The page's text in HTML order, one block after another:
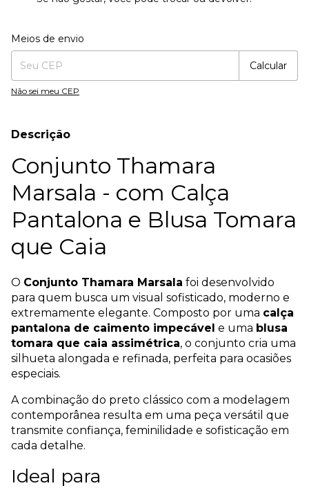
Entregas para o CEP:
Meios de envio
Calcular
Não sei meu CEP
Descrição
Conjunto Thamara
Marsala - com Calça
Pantalona e Blusa Tomara
que Caia
O Conjunto Thamara Marsala foi desenvolvido
para quem busca um visual sofisticado, moderno e
extremamente elegante. Composto por uma calça
pantalona de caimento impecável e uma blusa
tomara que caia assimétrica, o conjunto cria uma
silhueta alongada e refinada, perfeita para ocasiões
especiais.
A combinação do preto clássico com a modelagem
contemporânea resulta em uma peça versátil que
transmite confiança, feminilidade e sofisticação em
cada detalhe.
Ideal para